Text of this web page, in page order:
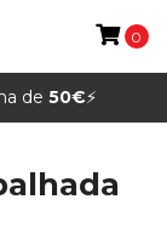
de 50€⚡️
0